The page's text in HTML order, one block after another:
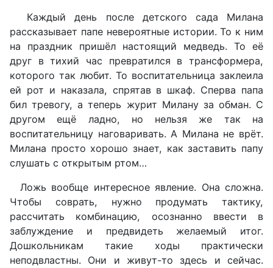
Каждый день после детского сада Милана
рассказывает папе невероятные истории. То к ним
на праздник пришёл настоящий медведь. То её
друг в тихий час превратился в трансформера,
которого так любит. То воспитательница заклеила
ей рот и наказала, спрятав в шкаф. Сперва папа
бил тревогу, а теперь журит Милану за обман. С
другом ещё ладно, но нельзя же так на
воспитательницу наговаривать. А Милана не врёт.
Милана просто хорошо знает, как заставить папу
слушать с открытым ртом…
Ложь вообще интересное явление. Она сложна.
Чтобы соврать, нужно продумать тактику,
рассчитать комбинацию, осознанно ввести в
заблуждение и предвидеть желаемый итог.
Дошкольникам такие ходы практически
неподвластны. Они и живут-то здесь и сейчас.